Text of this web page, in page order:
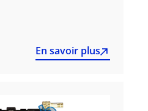
En savoir plus